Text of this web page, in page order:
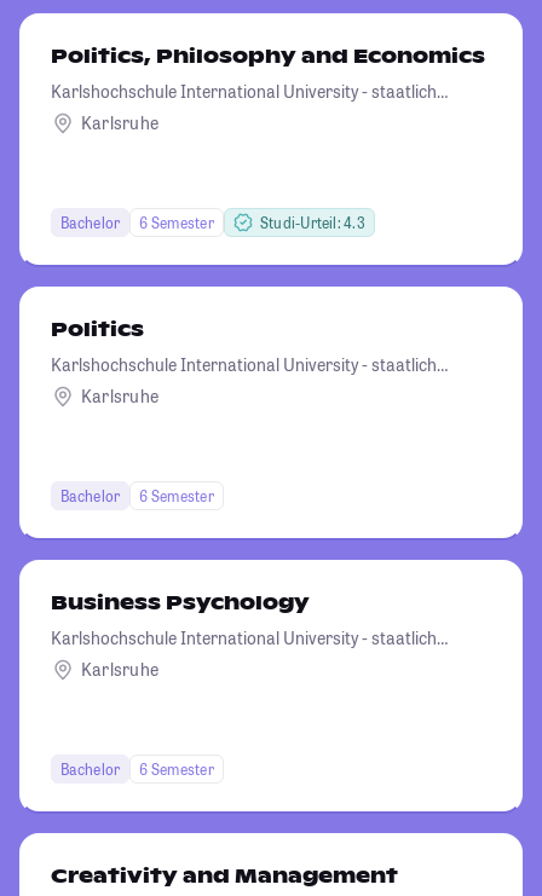
Politics, Philosophy and Economics
Karlshochschule International University - staatlich
anerkannte Hochschule der Karlshochschule
Karlsruhe
Bachelor 6 Semester Studi-Urteil: 4.3
Politics
Karlshochschule International University - staatlich
anerkannte Hochschule der Karlshochschule
Karlsruhe
Bachelor 6 Semester
Business Psychology
Karlshochschule International University - staatlich
anerkannte Hochschule der Karlshochschule
Karlsruhe
Bachelor 6 Semester
Creativity and Management